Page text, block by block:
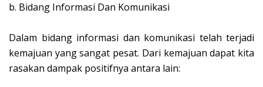
b. Bidang Informasi Dan Komunikasi
Dalam bidang informasi dan komunikasi telah terjadi
kemajuan yang sangat pesat. Dari kemajuan dapat kita
rasakan dampak positifnya antara lain: